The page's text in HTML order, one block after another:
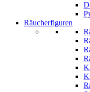
Räucherfiguren